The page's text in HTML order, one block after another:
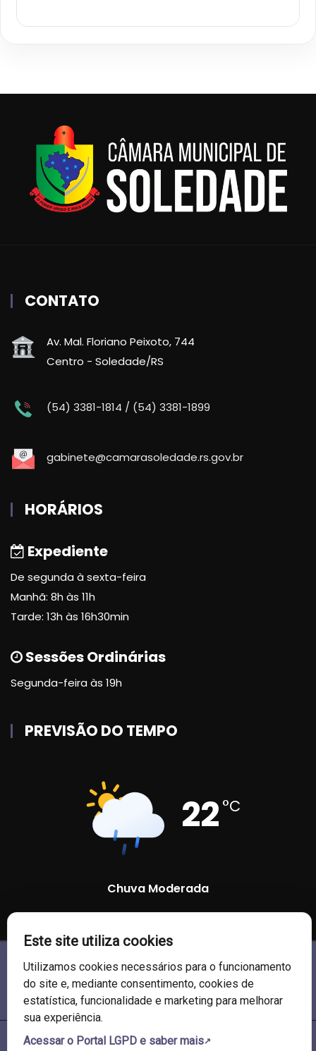
CONTATO
Av. Mal. Floriano Peixoto, 744
Centro - Soledade/RS
(54) 3381-1814 / (54) 3381-1899
gabinete@camarasoledade.rs.gov.br
HORÁRIOS
Expediente
De segunda à sexta-feira
Manhã: 8h às 11h
Tarde: 13h às 16h30min
Sessões Ordinárias
Segunda-feira às 19h
PREVISÃO DO TEMPO
22 °C
Chuva Moderada
86 % 1005 mb
Este site utiliza cookies
Utilizamos cookies necessários para o funcionamento
do site e, mediante consentimento, cookies de
estatística, funcionalidade e marketing para melhorar
sua experiência.
Acessar o Portal LGPD e saber mais